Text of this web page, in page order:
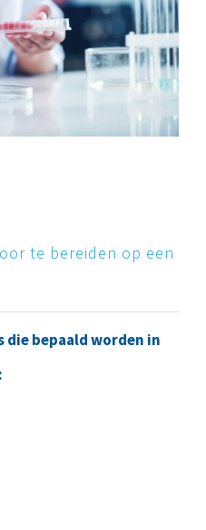
te bereiden op een
die bepaald worden in